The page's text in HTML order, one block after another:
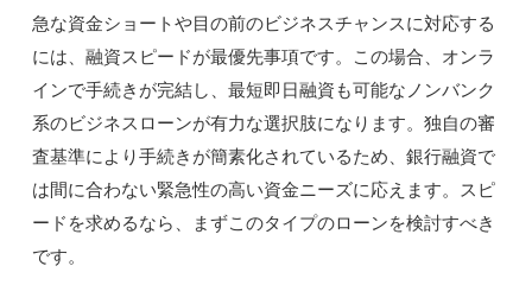
急な資金ショートや目の前のビジネスチャンスに対応する
には、融資スピードが最優先事項です。この場合、オンラ
インで手続きが完結し、最短即日融資も可能なノンバンク
系のビジネスローンが有力な選択肢になります。独自の審
査基準により手続きが簡素化されているため、銀行融資で
は間に合わない緊急性の高い資金ニーズに応えます。スピ
ードを求めるなら、まずこのタイプのローンを検討すべき
です。